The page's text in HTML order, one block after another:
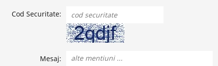
Cod Securitate:
Mesaj: